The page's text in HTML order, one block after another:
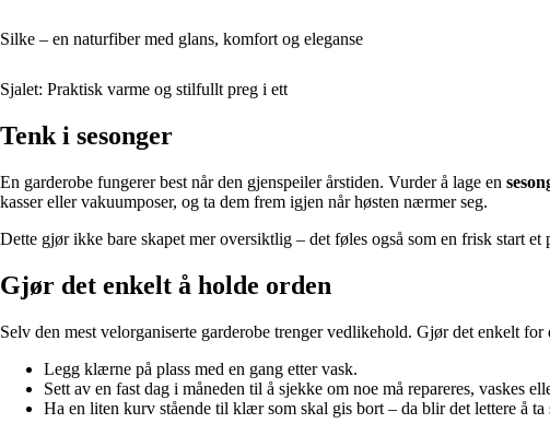
Silke – en naturfiber med glans, komfort og eleganse
Sjalet: Praktisk varme og stilfullt preg i ett
Tenk i sesonger
En garderobe fungerer best når den gjenspeiler årstiden. Vurder å lage en
kasser eller vakuumposer, og ta dem frem igjen når høsten nærmer seg.
Dette gjør ikke bare skapet mer oversiktlig – det føles også som en frisk start et
Gjør det enkelt å holde orden
Selv den mest velorganiserte garderobe trenger vedlikehold. Gjør det enkelt for
Legg klærne på plass med en gang etter vask.
Sett av en fast dag i måneden til å sjekke om noe må repareres, vaskes
Ha en liten kurv stående til klær som skal gis bort – da blir det lettere å